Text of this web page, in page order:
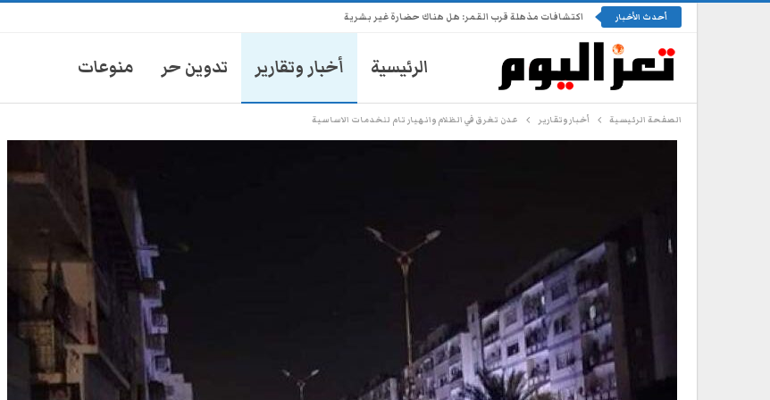
أحدث الأخبار اكتشافات مذهلة قرب القمر: هل هناك حضارة غير بشرية
الرئيسية أخبار وتقارير تدوين حر منوعات
الصفحة الرئيسية أخبار وتقارير عدن تغرق في الظلام وانهيار تام للخدمات الاساسية
انتشار أمني في تعز يثير مخاوف
الأهالي من حملات تضييق جديدة
موكب محافظ تعز يدهس طفلاً
ويتركه في العناية المركزة